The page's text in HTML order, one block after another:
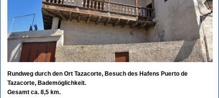
Rundweg durch den Ort Tazacorte, Besuch des Hafens Puerto de
Tazacorte, Bademöglichkeit.
Gesamt ca. 8,5 km.